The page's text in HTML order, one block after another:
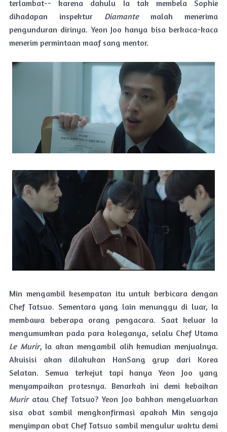
terlambat-- karena dahulu Ia tak membela Sophie
dihadapan inspektur Diamantemalah menerima
pengunduran dirinya. Yeon Joo hanya bisa berkaca-kaca
menerim permintaan maaf sang mentor.
Min mengambil kesempatan itu untuk berbicara dengan
Chef Tatsuo. Sementara yang lain menunggu di luar, Ia
membawa beberapa orang pengacara. Saat keluar Ia
mengumumkan pada para koleganya, selalu Chef Utama
Le Murir, Ia akan mengambil alih kemudian menjualnya.
Akuisisi akan dilakukan HanSang grup dari Korea
Selatan. Semua terkejut tapi hanya Yeon Joo yang
menyampaikan protesnya. Benarkah ini demi kebaikan
Muriratau Chef Tatsuo? Yeon Joo bahkan mengeluarkan
sisa obat sambil mengkonfirmasi apakah Min sengaja
menyimpan obat Chef Tatsuo sambil mengulur waktu demi